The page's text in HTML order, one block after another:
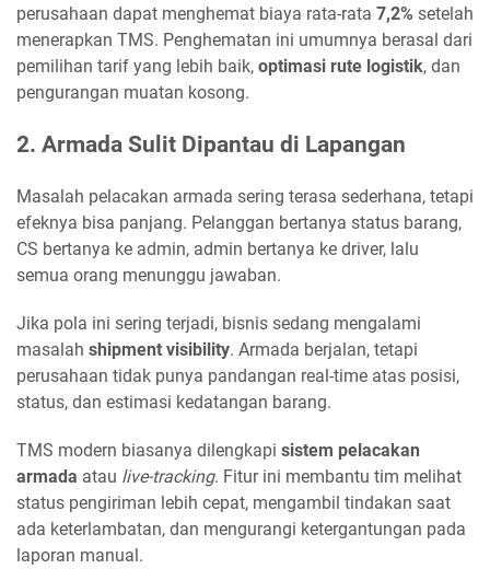
perusahaan dapat menghemat biaya rata-rata 7,2% setelah
menerapkan TMS. Penghematan ini umumnya berasal dari
pemilihan tarif yang lebih baik, optimasi rute logistik, dan
pengurangan muatan kosong.
2. Armada Sulit Dipantau di Lapangan
Masalah pelacakan armada sering terasa sederhana, tetapi
efeknya bisa panjang. Pelanggan bertanya status barang,
CS bertanya ke admin, admin bertanya ke driver, lalu
semua orang menunggu jawaban.
Jika pola ini sering terjadi, bisnis sedang mengalami
masalah shipment visibility. Armada berjalan, tetapi
perusahaan tidak punya pandangan real-time atas posisi,
status, dan estimasi kedatangan barang.
TMS modern biasanya dilengkapi sistem pelacakan
armada atau live-tracking. Fitur ini membantu tim melihat
status pengiriman lebih cepat, mengambil tindakan saat
ada keterlambatan, dan mengurangi ketergantungan pada
laporan manual.